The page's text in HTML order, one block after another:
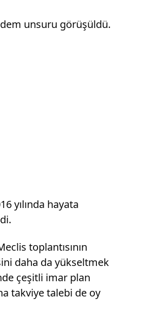
unsuru görüşüldü.
yılında hayata
toplantısının
daha da yükseltmek
çeşitli imar plan
takviye talebi de oy